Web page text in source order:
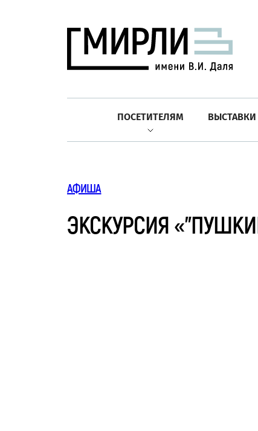
ПОСЕТИТЕЛЯМ ВЫСТАВКИ
АФИША
ЭКСКУРСИЯ